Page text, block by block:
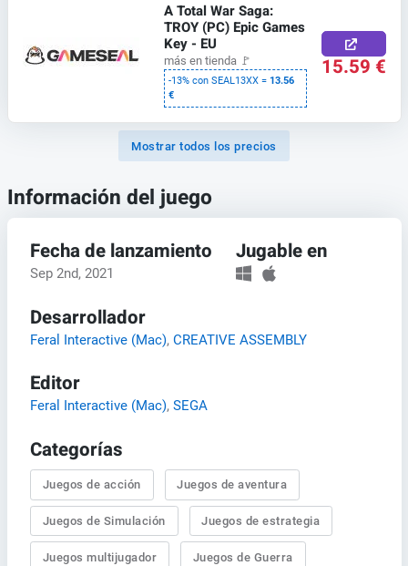
A Total War Saga:
TROY (PC) Epic Games
Key - EU
más en tienda 🚩
-13% con SEAL13XX =13.56
€
15.59 €
Mostrar todos los precios
Información del juego
Fecha de lanzamiento
Sep 2nd, 2021
Jugable en
Desarrollador
Feral Interactive (Mac),CREATIVE ASSEMBLY
Editor
Feral Interactive (Mac),SEGA
Categorías
Juegos de acción Juegos de aventura
Juegos de Simulación Juegos de estrategia
Juegos multijugador Juegos de Guerra